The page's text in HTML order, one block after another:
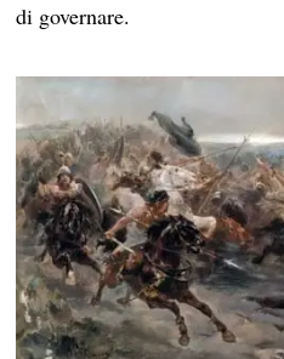
di governare.